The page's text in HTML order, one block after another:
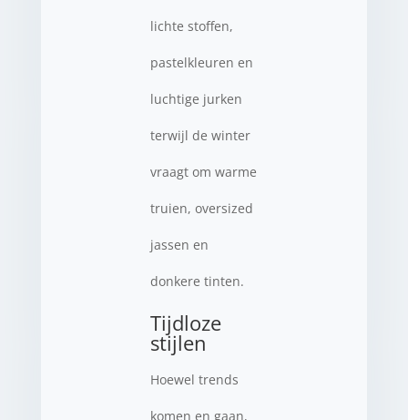
lichte stoffen,
pastelkleuren en
luchtige jurken
terwijl de winter
vraagt om warme
truien, oversized
jassen en
donkere tinten.
Tijdloze
stijlen
Hoewel trends
komen en gaan,